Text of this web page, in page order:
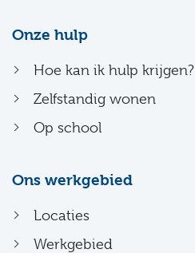
Onze hulp
Hoe kan ik hulp krijgen?
Zelfstandig wonen
Op school
Ons werkgebied
Locaties
Werkgebied